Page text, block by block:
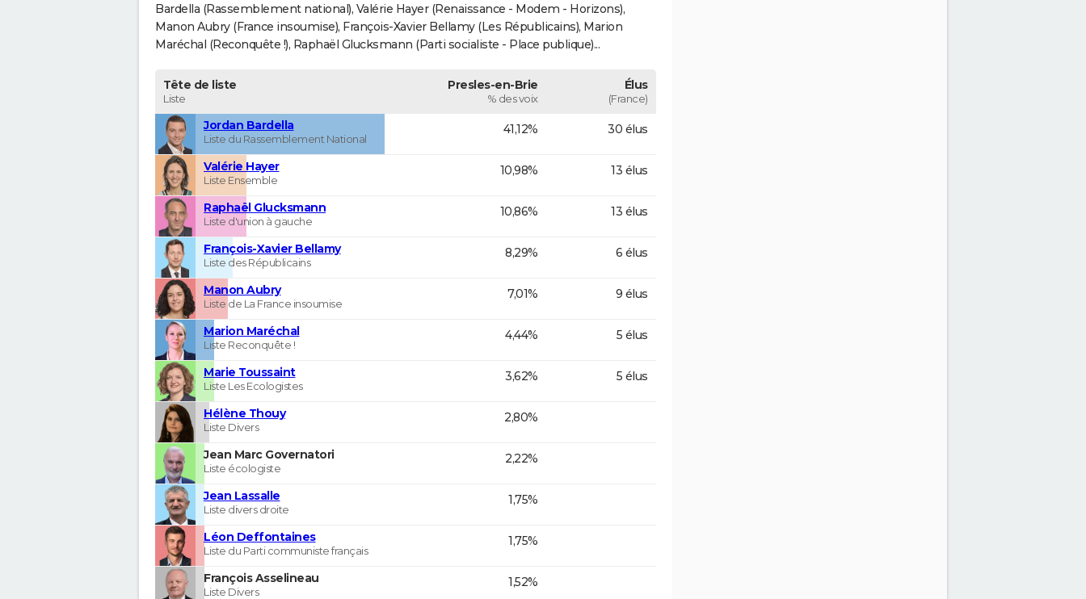
Bardella (Rassemblement national), Valérie Hayer (Renaissance - Modem - Horizons),
Manon Aubry (France insoumise), François-Xavier Bellamy (Les Républicains), Marion
Maréchal (Reconquête !), Raphaël Glucksmann (Parti socialiste - Place publique)...
Tête de liste
Liste
Presles-en-Brie
% des voix
Élus
(France)
Jordan Bardella
Liste du Rassemblement National
41,12% 30 élus
Valérie Hayer
Liste Ensemble
10,98% 13 élus
Raphaël Glucksmann
Liste d'union à gauche
10,86% 13 élus
François-Xavier Bellamy
Liste des Républicains
8,29% 6 élus
Manon Aubry
Liste de La France insoumise
7,01% 9 élus
Marion Maréchal
Liste Reconquête !
4,44% 5 élus
Marie Toussaint
Liste Les Ecologistes
3,62% 5 élus
Hélène Thouy
Liste Divers
2,80%
Jean Marc Governatori
Liste écologiste
2,22%
Jean Lassalle
Liste divers droite
1,75%
Léon Deffontaines
Liste du Parti communiste français
1,75%
François Asselineau
Liste Divers
1,52%